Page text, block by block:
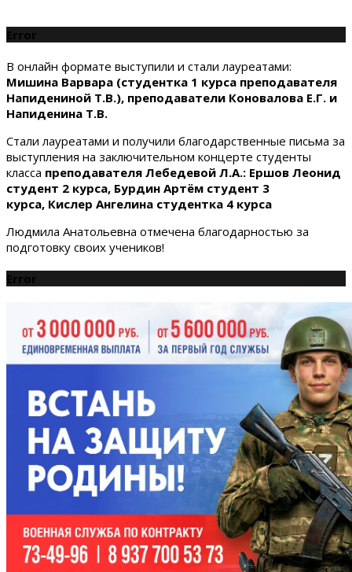
Error
В онлайн формате выступили и стали лауреатами:
Мишина Варвара (студентка 1 курса преподавателя
Напидениной Т.В.), преподаватели Коновалова Е.Г. и
Напиденина Т.В.
Стали лауреатами и получили благодарственные письма за
выступления на заключительном концерте студенты
класса преподавателя Лебедевой Л.А.: Ершов Леонид
студент 2 курса, Бурдин Артём студент 3
курса, Кислер Ангелина студентка 4 курса
Людмила Анатольевна отмечена благодарностью за
подготовку своих учеников!
Error